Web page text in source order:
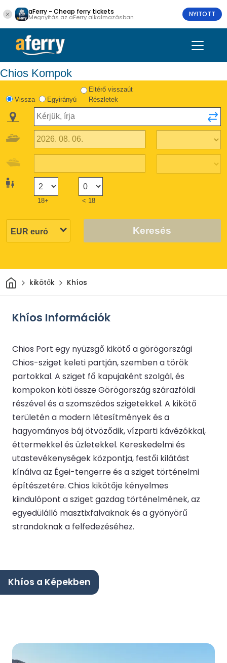
aFerry - Cheap ferry tickets
Megnyitás az aFerry alkalmazásban NYITOTT
Chios Kompok
Vissza Egyirányú
Eltérő visszaút
Részletek
18+ < 18
Keresés
Otthon
kikötők Khíos
Khíos Információk
Chios Port egy nyüzsgő kikötő a görögországi
Chios-sziget keleti partján, szemben a török
partokkal. A sziget fő kapujaként szolgál, és
kompokon köti össze Görögország szárazföldi
részével és a szomszédos szigetekkel. A kikötő
területén a modern létesítmények és a
hagyományos báj ötvöződik, vízparti kávézókkal,
éttermekkel és üzletekkel. Kereskedelmi és
utastevékenységek központja, festői kilátást
kínálva az Égei-tengerre és a sziget történelmi
építészetére. Chios kikötője kényelmes
kiindulópont a sziget gazdag történelmének, az
egyedülálló masztixfalvaknak és a gyönyörű
strandoknak a felfedezéséhez.
Khíos a Képekben